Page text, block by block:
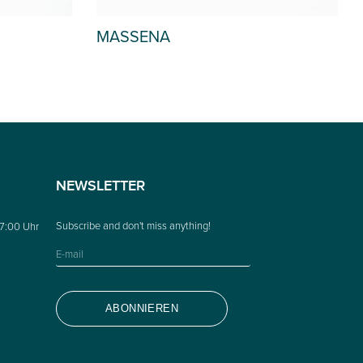
MASSENA
Uhr
NEWSLETTER